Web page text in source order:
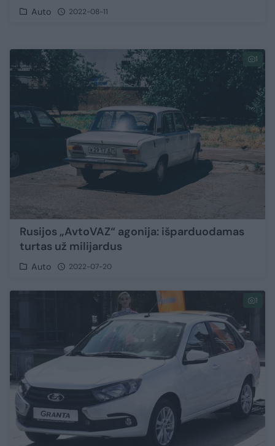
Auto 2022-08-11
1
Rusijos „AvtoVAZ“ agonija: išparduodamas
turtas už milijardus
Auto 2022-07-20
1